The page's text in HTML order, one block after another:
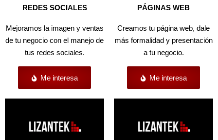
REDES SOCIALES
Mejoramos la imagen y ventas
de tu negocio con el manejo de
tus redes sociales.
Me interesa
PÁGINAS WEB
Creamos tu página web, dale
más formalidad y presentación
a tu negocio.
Me interesa